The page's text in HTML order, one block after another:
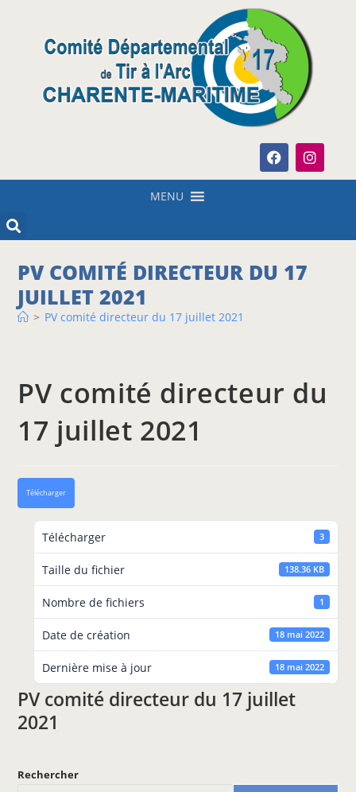
MENU
PV COMITÉ DIRECTEUR DU 17
JUILLET 2021
> PV comité directeur du 17 juillet 2021
PV comité directeur du
17 juillet 2021
Télécharger
Télécharger 3
Taille du fichier 138.36 KB
Nombre de fichiers 1
Date de création 18 mai 2022
Dernière mise à jour 18 mai 2022
PV comité directeur du 17 juillet
2021
Rechercher